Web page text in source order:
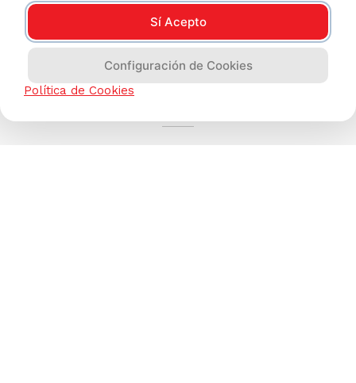
Sí Acepto
Configuración de Cookies
Política de Cookies